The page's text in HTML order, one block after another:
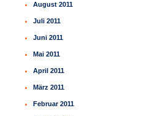
August 2011
Juli 2011
Juni 2011
Mai 2011
April 2011
März 2011
Februar 2011